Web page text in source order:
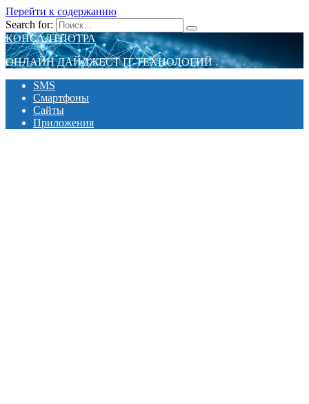
Перейти к содержанию
Search for:
КОНСАЛТПОТРА
ОНЛАЙН ДАЙДЖЕСТ IT-ТЕХНОЛОГИЙ
SMS
Смартфоны
Сайты
Приложения